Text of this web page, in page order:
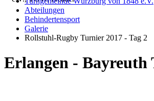
Abteilungen
Behindertensport
Galerie
Rollstuhl-Rugby Turnier 2017 - Tag 2
Erlangen - Bayreuth